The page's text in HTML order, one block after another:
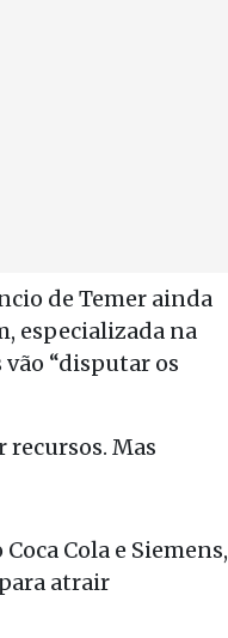
de Temer ainda
especializada na
“disputar os
Mas
Cola e Siemens,
atrair